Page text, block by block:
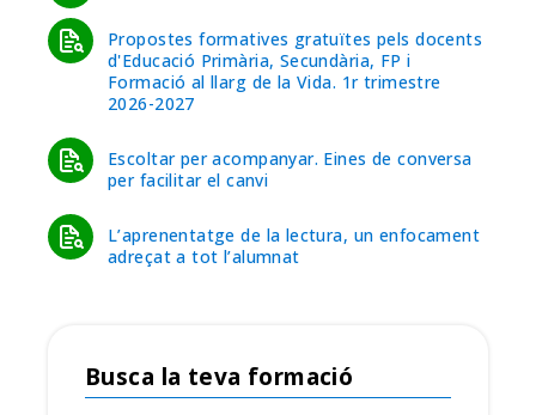
Propostes formatives gratuïtes pels docents
d'Educació Primària, Secundària, FP i
Formació al llarg de la Vida. 1r trimestre
2026-2027
Escoltar per acompanyar. Eines de conversa
per facilitar el canvi
L’aprenentatge de la lectura, un enfocament
adreçat a tot l’alumnat
Busca la teva formació